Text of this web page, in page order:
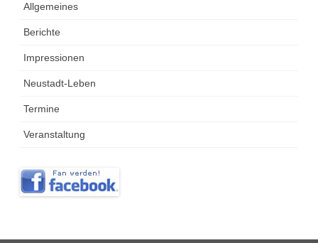
Allgemeines
Berichte
Impressionen
Neustadt-Leben
Termine
Veranstaltung